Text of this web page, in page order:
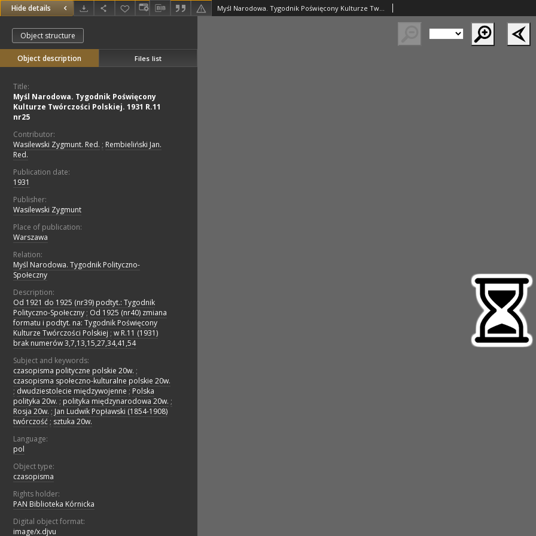
Hide details Myśl Narodowa. Tygodnik Poświęcony Kulturze Twórczości Polskiej. 1931 R.11 nr25
Object structure
Object description Files list
Title:
Myśl Narodowa. Tygodnik Poświęcony
Kulturze Twórczości Polskiej. 1931 R.11
nr25
Contributor:
Wasilewski Zygmunt. Red. ; Rembieliński Jan.
Red.
Publication date:
1931
Publisher:
Wasilewski Zygmunt
Place of publication:
Warszawa
Relation:
Myśl Narodowa. Tygodnik Polityczno-
Społeczny
Description:
Od 1921 do 1925 (nr39) podtyt.: Tygodnik
Polityczno-Społeczny ; Od 1925 (nr40) zmiana
formatu i podtyt. na: Tygodnik Poświęcony
Kulturze Twórczości Polskiej ; w R.11 (1931)
brak numerów 3,7,13,15,27,34,41,54
Subject and keywords:
czasopisma polityczne polskie 20w. ;
czasopisma społeczno-kulturalne polskie 20w.
; dwudziestolecie międzywojenne ; Polska
polityka 20w. ; polityka międzynarodowa 20w. ;
Rosja 20w. ; Jan Ludwik Popławski (1854-1908)
twórczość ; sztuka 20w.
Language:
pol
Object type:
czasopisma
Rights holder:
PAN Biblioteka Kórnicka
Digital object format:
image/x.djvu